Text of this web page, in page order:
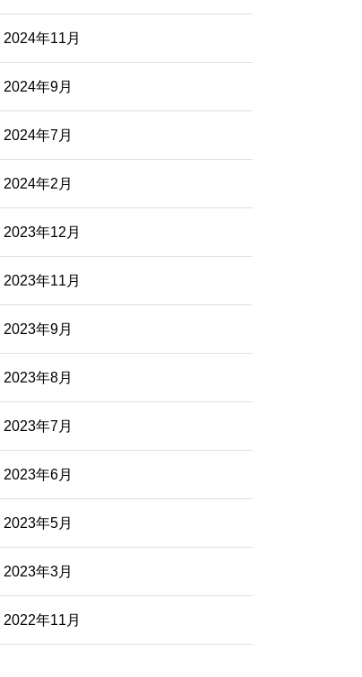
2024年11月
2024年9月
2024年7月
2024年2月
2023年12月
2023年11月
2023年9月
2023年8月
2023年7月
2023年6月
2023年5月
2023年3月
2022年11月